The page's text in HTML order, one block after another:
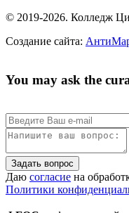
© 2019-2026. Колледж
Создание сайта:
You may ask the
Задать вопрос
Даю согласие на
Политики